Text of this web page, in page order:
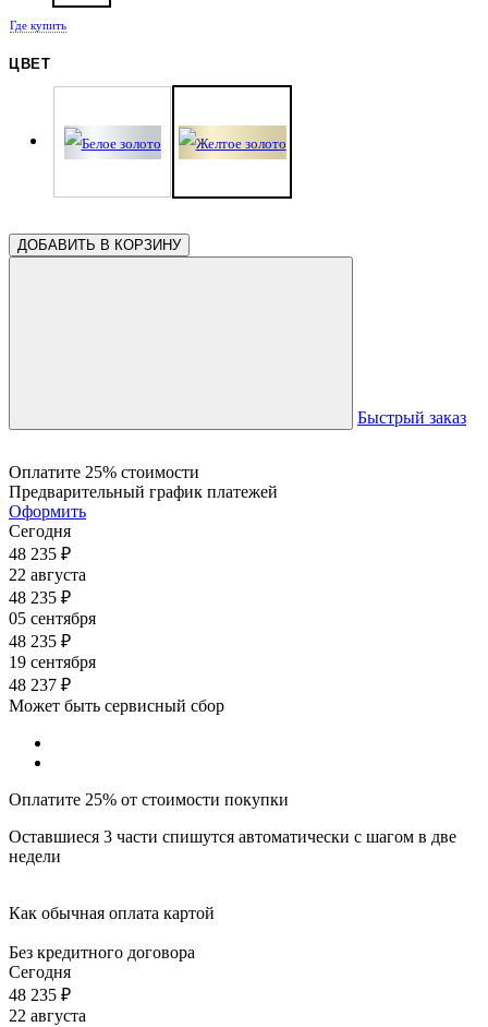
Где купить
ЦВЕТ
ДОБАВИТЬ В КОРЗИНУ
Быстрый заказ
Оплатите 25% стоимости
Предварительный график платежей
Оформить
Сегодня
48 235 ₽
22 августа
48 235 ₽
05 сентября
48 235 ₽
19 сентября
48 237 ₽
Может быть сервисный сбор
Оплатите 25% от стоимости покупки
Оставшиеся 3 части спишутся автоматически с шагом в две
недели
Как обычная оплата картой
Без кредитного договора
Сегодня
48 235 ₽
22 августа